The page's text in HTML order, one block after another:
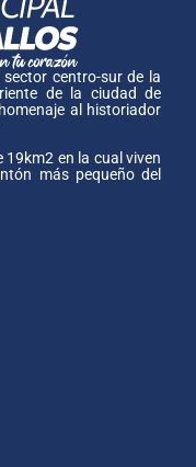
centro-sur de la
de la ciudad de
al historiador
19km2 en la cual viven
más pequeño del